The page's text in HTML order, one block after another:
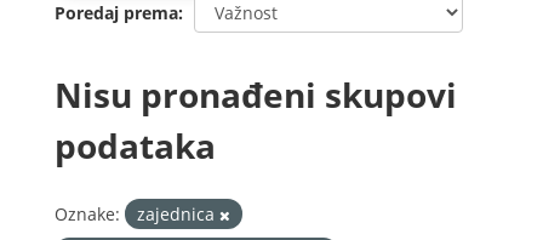
Poredaj prema
Nisu pronađeni skupovi
podataka
Oznake:
zajednica